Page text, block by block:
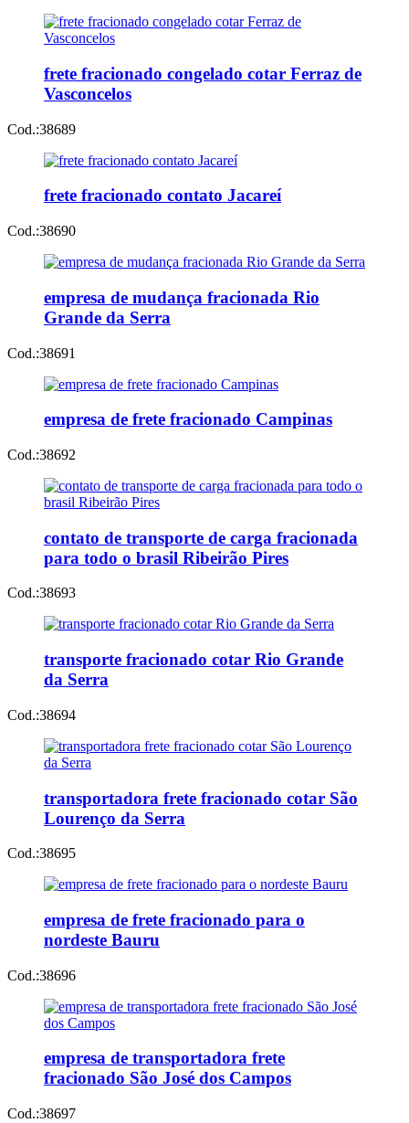
frete fracionado congelado cotar Ferraz de
Vasconcelos
Cod.:38689
frete fracionado contato Jacareí
Cod.:38690
empresa de mudança fracionada Rio
Grande da Serra
Cod.:38691
empresa de frete fracionado Campinas
Cod.:38692
contato de transporte de carga fracionada
para todo o brasil Ribeirão Pires
Cod.:38693
transporte fracionado cotar Rio Grande
da Serra
Cod.:38694
transportadora frete fracionado cotar São
Lourenço da Serra
Cod.:38695
empresa de frete fracionado para o
nordeste Bauru
Cod.:38696
empresa de transportadora frete
fracionado São José dos Campos
Cod.:38697